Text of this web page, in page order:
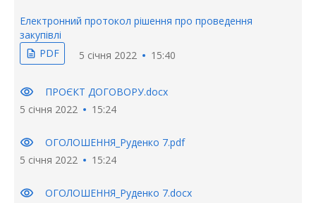
Електронний протокол рішення про проведення
закупівлі
description PDF 5 січня 2022 15:40
visibility
ПРОЄКТ ДОГОВОРУ.docx
5 січня 2022
15:24
visibility
ОГОЛОШЕННЯ_Руденко 7.pdf
5 січня 2022
15:24
visibility
ОГОЛОШЕННЯ_Руденко 7.docx